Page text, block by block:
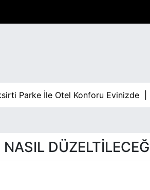
İle Otel Konforu Evinizde |